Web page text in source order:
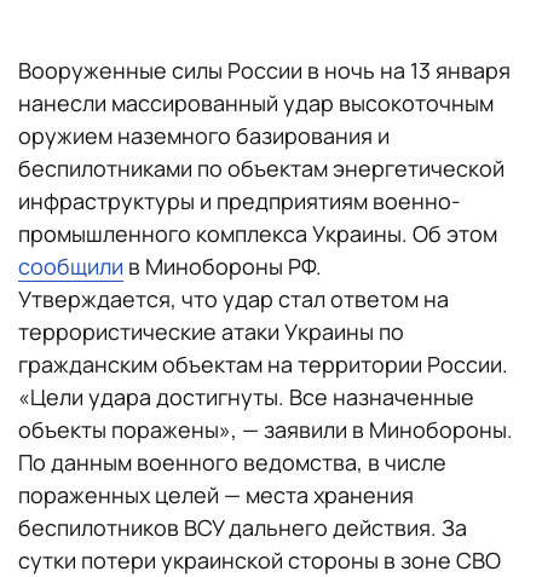
Вооруженные силы России в ночь на 13 января
нанесли массированный удар высокоточным
оружием наземного базирования и
беспилотниками по объектам энергетической
инфраструктуры и предприятиям военно-
промышленного комплекса Украины. Об этом
сообщили в Минобороны РФ.
Утверждается, что удар стал ответом на
террористические атаки Украины по
гражданским объектам на территории России.
«Цели удара достигнуты. Все назначенные
объекты поражены», — заявили в Минобороны.
По данным военного ведомства, в числе
пораженных целей — места хранения
беспилотников ВСУ дальнего действия. За
сутки потери украинской стороны в зоне СВО